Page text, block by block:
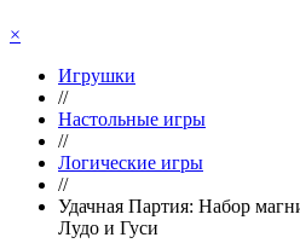
×
Игрушки
//
Настольные игры
//
Логические игры
//
Удачная Партия: Набор
Лудо и Гуси